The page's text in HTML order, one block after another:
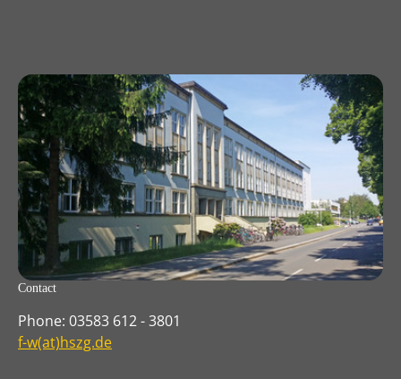
Contact
Phone: 03583 612 - 3801
f-w(at)hszg.de